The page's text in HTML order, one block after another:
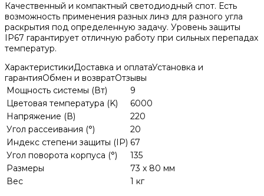
Качественный и компактный светодиодный спот. Есть
возможность применения разных линз для разного угла
раскрытия под определенную задачу. Уровень защиты
IP67 гарантирует отличную работу при сильных перепадах
температур.
ХарактеристикиДоставка и оплатаУстановка и
гарантияОбмен и возвратОтзывы
Мощность системы (Вт)
9
Цветовая температура (K)
6000
Напряжение (В)
220
Угол рассеивания (°)
20
Индекс степени защиты (IP) 67
Угол поворота корпуса (°)
135
Размеры
73 x 80 мм
Вес
1 кг